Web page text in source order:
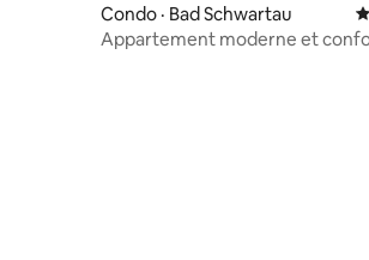
Condo · Bad Schwartau
Appartement moderne et